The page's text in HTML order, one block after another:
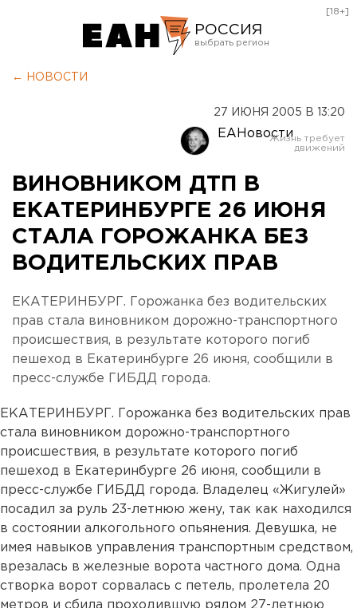
РОССИЯ
Оренбург
[18+]
← НОВОСТИ
27 ИЮНЯ 2005 В 13:20
ЕАНовости
ВИНОВНИКОМ ДТП В
ЕКАТЕРИНБУРГЕ 26 ИЮНЯ
СТАЛА ГОРОЖАНКА БЕЗ
ВОДИТЕЛЬСКИХ ПРАВ
ЕКАТЕРИНБУРГ. Горожанка без водительских
прав стала виновником дорожно-транспортного
происшествия, в результате которого погиб
пешеход в Екатеринбурге 26 июня, сообщили в
пресс-службе ГИБДД города.
ЕКАТЕРИНБУРГ. Горожанка без водительских прав
стала виновником дорожно-транспортного
происшествия, в результате которого погиб
пешеход в Екатеринбурге 26 июня, сообщили в
пресс-службе ГИБДД города. Владелец «Жигулей»
посадил за руль 23-летнюю жену, так как находился
в состоянии алкогольного опьянения. Девушка, не
имея навыков управления транспортным средством,
врезалась в железные ворота частного дома. Одна
створка ворот сорвалась с петель, пролетела 20
метров и сбила проходившую рядом 27-летнюю